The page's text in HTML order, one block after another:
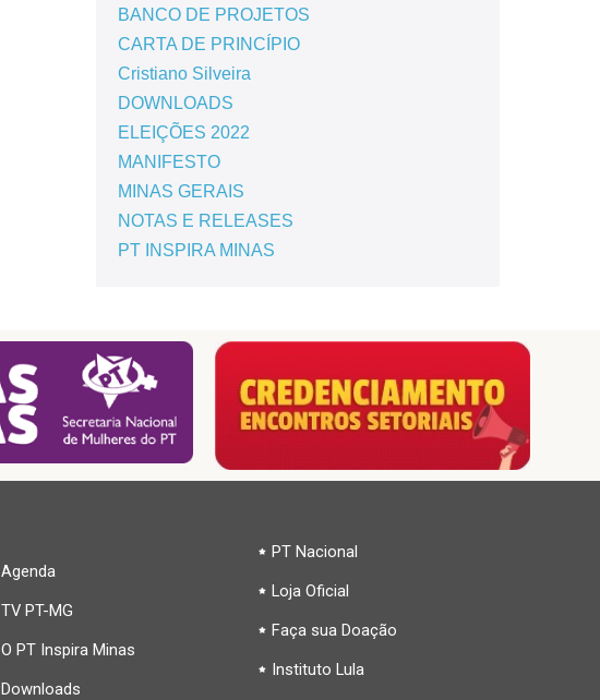
BANCO DE PROJETOS
CARTA DE PRINCÍPIO
Cristiano Silveira
DOWNLOADS
ELEIÇÕES 2022
MANIFESTO
MINAS GERAIS
NOTAS E RELEASES
PT INSPIRA MINAS
Agenda
TV PT-MG
O PT Inspira Minas
Downloads
PT Nacional
Loja Oficial
Faça sua Doação
Instituto Lula